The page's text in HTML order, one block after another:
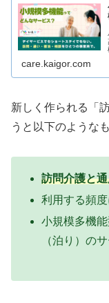
care.kaigor.com
新しく作られる「
うと以下のような
訪問介護と
利用する頻
小規模多機
（泊り）の